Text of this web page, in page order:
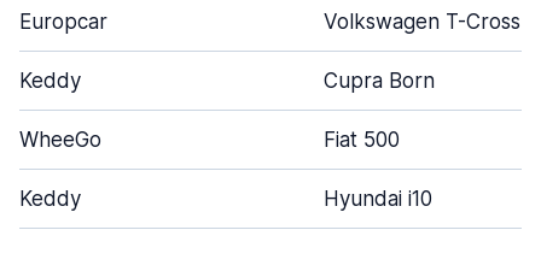
Europcar Volkswagen T-Cross
Keddy Cupra Born
WheeGo Fiat 500
Keddy Hyundai i10